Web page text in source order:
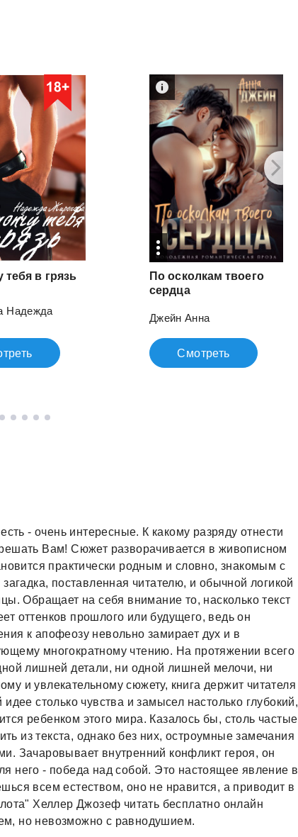
тебя в грязь
Надежда
По осколкам твоего
сердца
Джейн Анна
Смотреть
- очень интересные. К какому разряду отнести
Вам! Сюжет разворачивается в живописном
практически родным и словно, знакомым с
поставленная читателю, и обычной логикой
Обращает на себя внимание то, насколько текст
оттенков прошлого или будущего, ведь он
к апофеозу невольно замирает дух и в
многократному чтению. На протяжении всего
лишней детали, ни одной лишней мелочи, ни
и увлекательному сюжету, книга держит читателя
столько чувства и замысел настолько глубокий,
ребенком этого мира. Казалось бы, столь частые
из текста, однако без них, остроумные замечания
Зачаровывает внутренний конфликт героя, он
него - победа над собой. Это настоящее явление в
всем естеством, оно не нравится, а приводит в
Хеллер Джозеф читать бесплатно онлайн
но невозможно с равнодушием.